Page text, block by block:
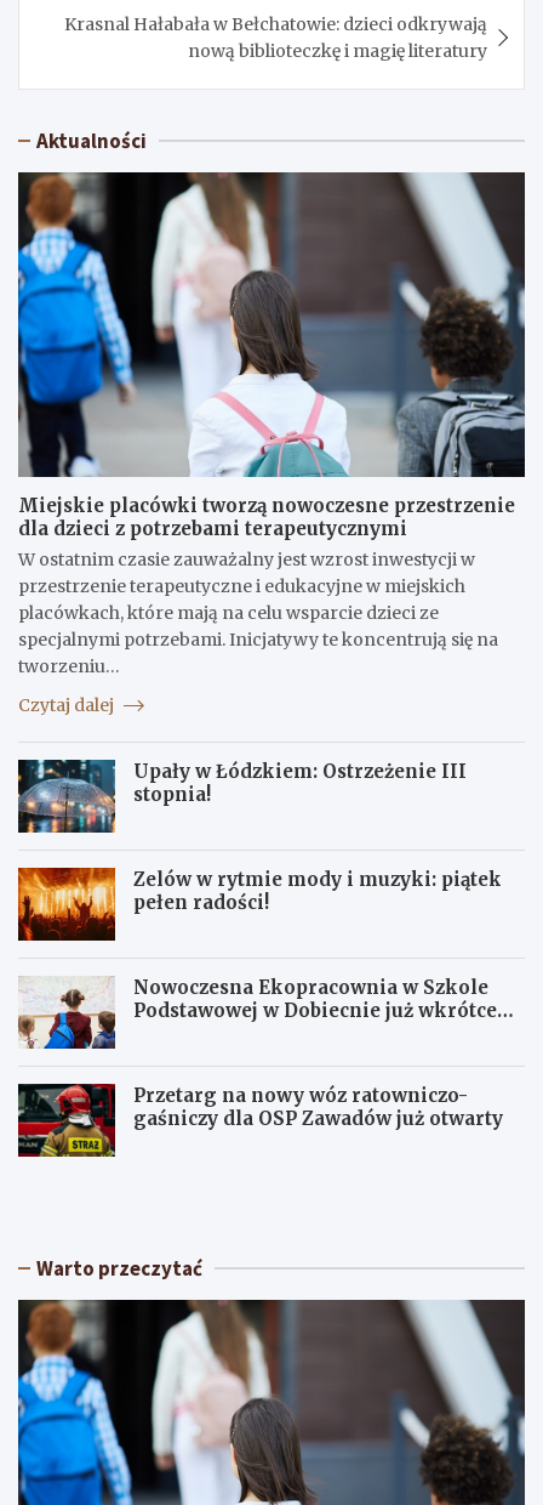
Krasnal Hałabała w Bełchatowie: dzieci odkrywają
nową biblioteczkę i magię literatury
Aktualności
Miejskie placówki tworzą nowoczesne przestrzenie
dla dzieci z potrzebami terapeutycznymi
W ostatnim czasie zauważalny jest wzrost inwestycji w
przestrzenie terapeutyczne i edukacyjne w miejskich
placówkach, które mają na celu wsparcie dzieci ze
specjalnymi potrzebami. Inicjatywy te koncentrują się na
tworzeniu…
Czytaj dalej
Upały w Łódzkiem: Ostrzeżenie III
stopnia!
Zelów w rytmie mody i muzyki: piątek
pełen radości!
Nowoczesna Ekopracownia w Szkole
Podstawowej w Dobiecnie już wkrótce
Przetarg na nowy wóz ratowniczo-
gaśniczy dla OSP Zawadów już otwarty
U
w
ó
d
k
i
e
m
:
O
Z
w
m
i
e
m
o
d
y
Warto przeczytać